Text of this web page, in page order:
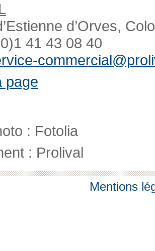
d’Orves,
41 43 08 40
page
: Fotolia
: Prolival
Mentions